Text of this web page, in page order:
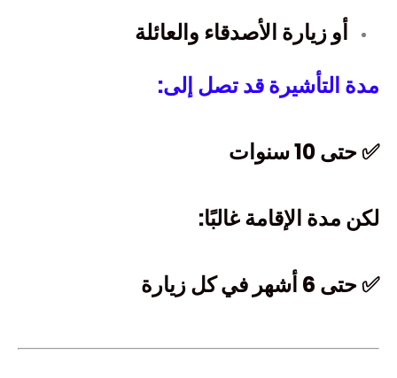
أو زيارة الأصدقاء والعائلة
مدة التأشيرة قد تصل إلى:
✅ حتى 10 سنوات
لكن مدة الإقامة غالبًا:
✅ حتى 6 أشهر في كل زيارة